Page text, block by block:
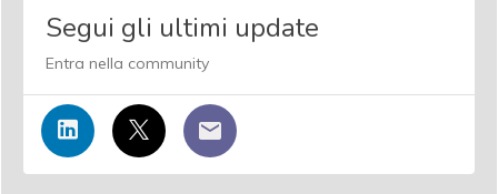
Segui gli ultimi update
Entra nella community